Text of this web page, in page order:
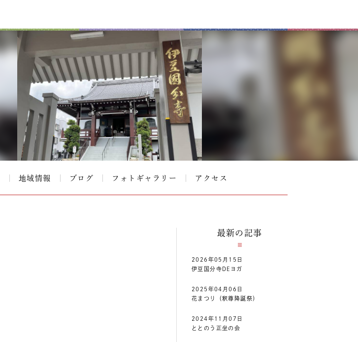
地域情報 ブログ フォトギャラリー アクセス
最新の記事
2026年05月15日
伊豆国分寺DEヨガ
2025年04月06日
花まつり（釈尊降誕祭）
2024年11月07日
ととのう正坐の会